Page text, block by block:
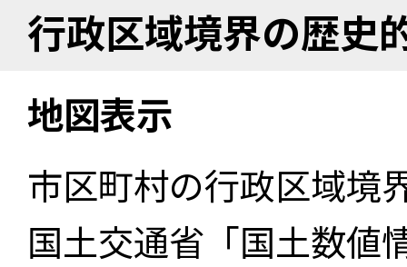
行政区域境界の歴史
地図表示
市区町村の行政区域境
国土交通省「国土数値